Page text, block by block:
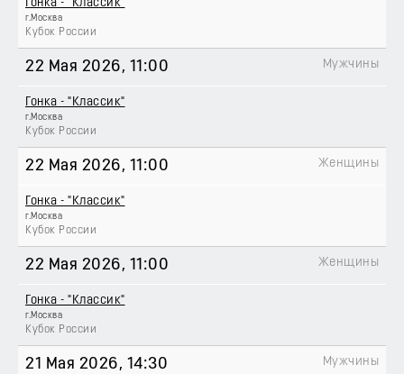
Гонка - "Классик"
г.Москва
Кубок России
22 Мая 2026, 11:00
Гонка - "Классик"
г.Москва
Кубок России
Мужчины
22 Мая 2026, 11:00
Гонка - "Классик"
г.Москва
Кубок России
Женщины
22 Мая 2026, 11:00
Гонка - "Классик"
г.Москва
Кубок России
Женщины
21 Мая 2026, 14:30 Мужчины